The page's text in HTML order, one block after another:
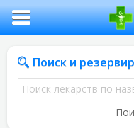
Поиск и
Поиск
лекарств